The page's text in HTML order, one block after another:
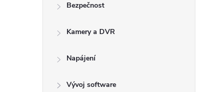
Bezpečnost
Kamery a DVR
Napájení
Vývoj software